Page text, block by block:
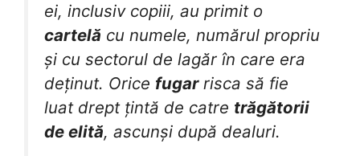
ei, inclusiv copiii, au primit o
cartelă cu numele, numărul propriu
și cu sectorul de lagăr în care era
deținut. Orice fugarrisca să fie
luat drept țintă de catre trăgătorii
de elită, ascunși după dealuri.